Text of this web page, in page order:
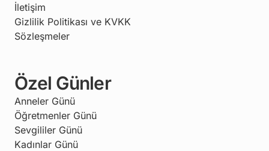
İletişim
Gizlilik Politikası ve KVKK
Sözleşmeler
Özel Günler
Anneler Günü
Öğretmenler Günü
Sevgililer Günü
Kadınlar Günü